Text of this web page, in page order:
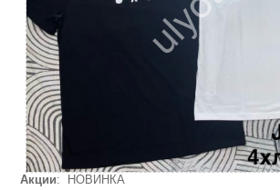
Акции: НОВИНКА